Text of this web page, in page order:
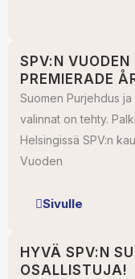
SPV:N
PREMIERADE
Suomen Purjehdus
valinnat on tehty.
Helsingissä SPV:n
Vuoden
Sivulle
HYVÄ SPV:N
OSALLISTUJA!